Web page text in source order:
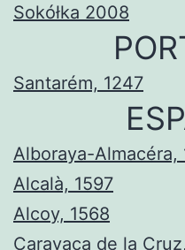
Sokółka 2008
Santarém, 1247
Alboraya-Almacéra,
Alcalà, 1597
Alcoy, 1568
Caravaca de la